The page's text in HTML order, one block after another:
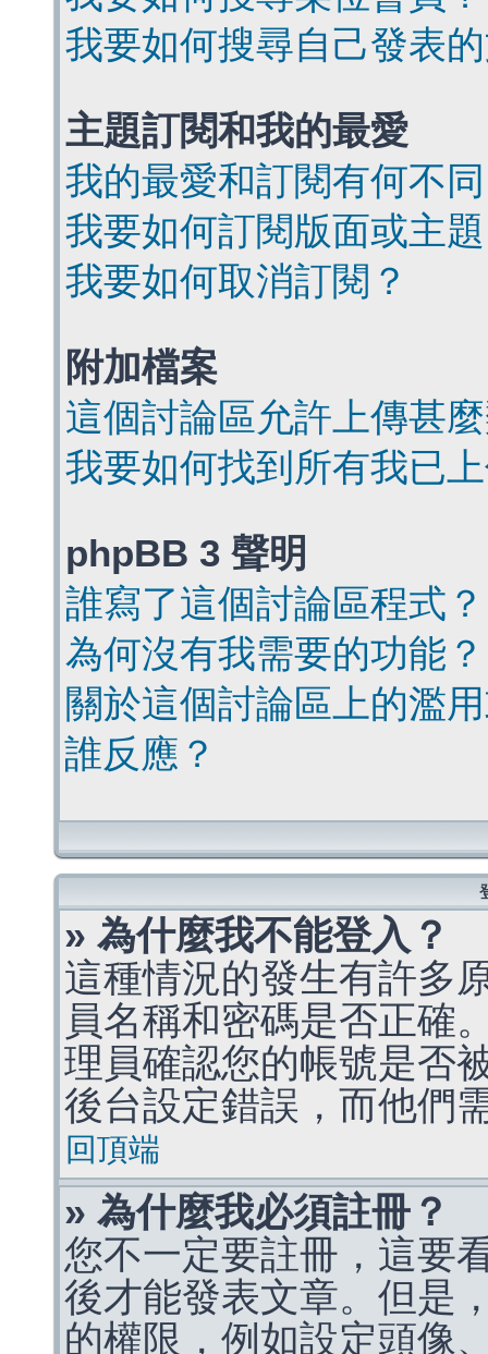
我要如何搜尋自己發表
主題訂閱和我的最愛
我的最愛和訂閱有何不
我要如何訂閱版面或主
我要如何取消訂閱？
附加檔案
這個討論區允許上傳甚
我要如何找到所有我已
phpBB 3 聲明
誰寫了這個討論區程式？
為何沒有我需要的功能？
關於這個討論區上的濫
誰反應？
» 為什麼我不能登入？
這種情況的發生有許多
員名稱和密碼是否正確
理員確認您的帳號是否
後台設定錯誤，而他們
回頂端
» 為什麼我必須註冊？
您不一定要註冊，這要
後才能發表文章。但是
的權限，例如設定頭像